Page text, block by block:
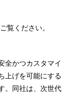
覧ください。
全かつカスタマイ
上げを可能にする
。同社は、次世代